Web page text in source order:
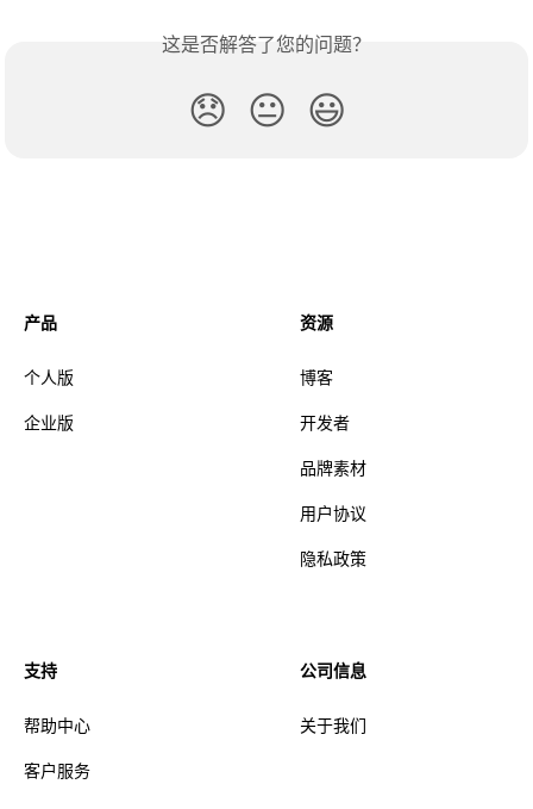
这是否解答了您的问题？
😞 😐 😃
产品
个人版
企业版
资源
博客
开发者
品牌素材
用户协议
隐私政策
支持
帮助中心
客户服务
公司信息
关于我们